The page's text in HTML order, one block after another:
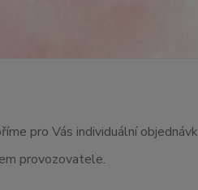
pro Vás individuální
provozovatele.